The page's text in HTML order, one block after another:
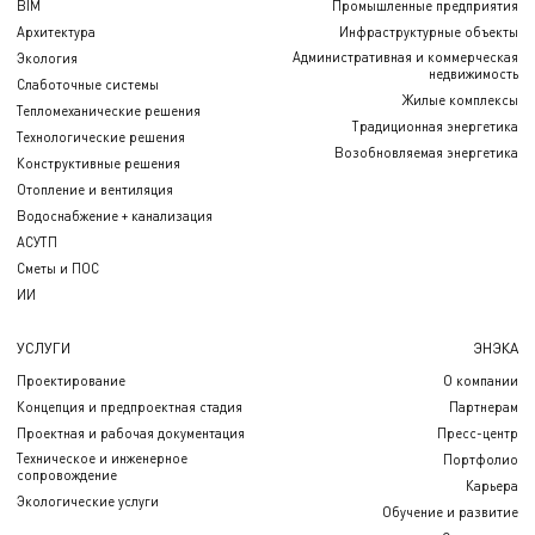
BIM
Архитектура
Экология
Слаботочные системы
Тепломеханические решения
Технологические решения
Конструктивные решения
Отопление и вентиляция
Водоснабжение + канализация
АСУТП
Сметы и ПОС
ИИ
Промышленные предприятия
Инфраструктурные объекты
Административная и коммерческая
недвижимость
Жилые комплексы
Традиционная энергетика
Возобновляемая энергетика
УСЛУГИ
Проектирование
Концепция и предпроектная стадия
Проектная и рабочая документация
Техническое и инженерное
сопровождение
Экологические услуги
ЭНЭКА
О компании
Партнерам
Пресс-центр
Портфолио
Карьера
Обучение и развитие